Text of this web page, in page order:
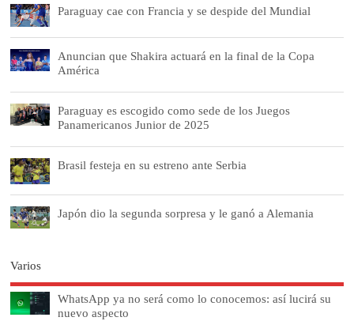
Paraguay cae con Francia y se despide del Mundial
Anuncian que Shakira actuará en la final de la Copa
América
Paraguay es escogido como sede de los Juegos
Panamericanos Junior de 2025
Brasil festeja en su estreno ante Serbia
Japón dio la segunda sorpresa y le ganó a Alemania
Varios
WhatsApp ya no será como lo conocemos: así lucirá su
nuevo aspecto